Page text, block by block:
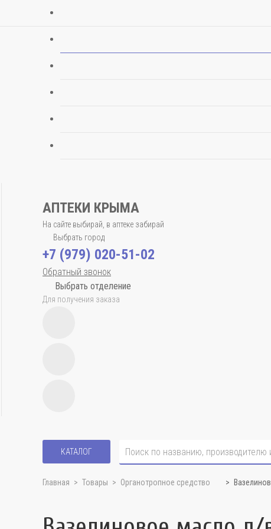
АПТЕКИ КРЫМА
На сайте выбирай, в аптеке забирай
Выбрать город
+7 (979) 020-51-02
Обратный звонок
Выбрать отделение
Для получения заказа
КАТАЛОГ
Главная Товары Органотропное средство